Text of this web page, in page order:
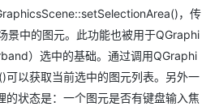
，传
景中的图元。此功能也被用于QGraphi
）选中的基础。通过调用QGraphi
以获取当前选中的图元列表。另外一
状态是：一个图元是否有键盘输入焦